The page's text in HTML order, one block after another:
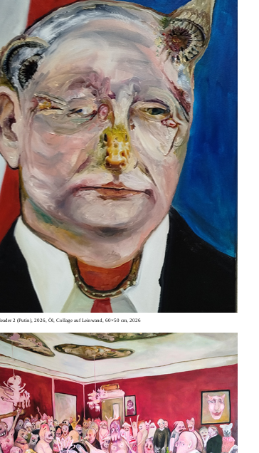
eader 2 (Putin), 2026, Öl, Collage auf Leinwand, 60×50 cm, 2026